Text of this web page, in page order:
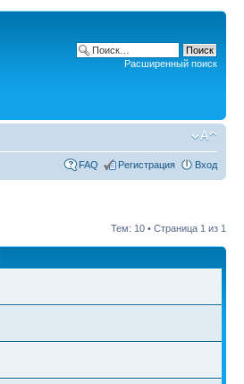
Расширенный поиск
FAQ Регистрация Вход
Тем: 10 • Страница 1 из 1